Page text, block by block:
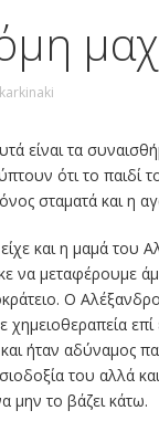
karkinaki
είναι τα
ότι το παιδί
σταματά και η
και η μαμά του
να μεταφέρουμε
Ο
χημειοθεραπεία
ήταν αδύναμος
του αλλά
μην το βάζει κάτω.